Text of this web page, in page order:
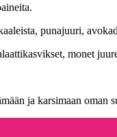
punajuuri,
monet
ja karsimaan oman